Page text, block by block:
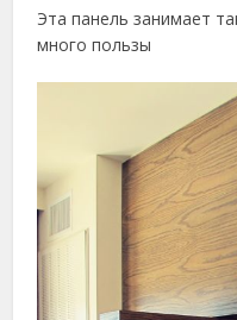
Эта панель занимает
много пользы